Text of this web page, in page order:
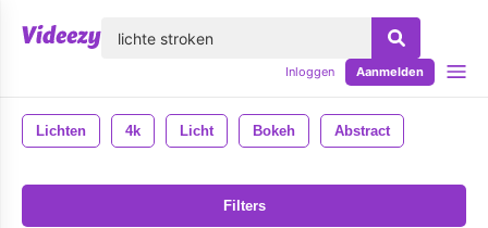
Inloggen Aanmelden
Lichten 4k Licht Bokeh Abstract
Filters